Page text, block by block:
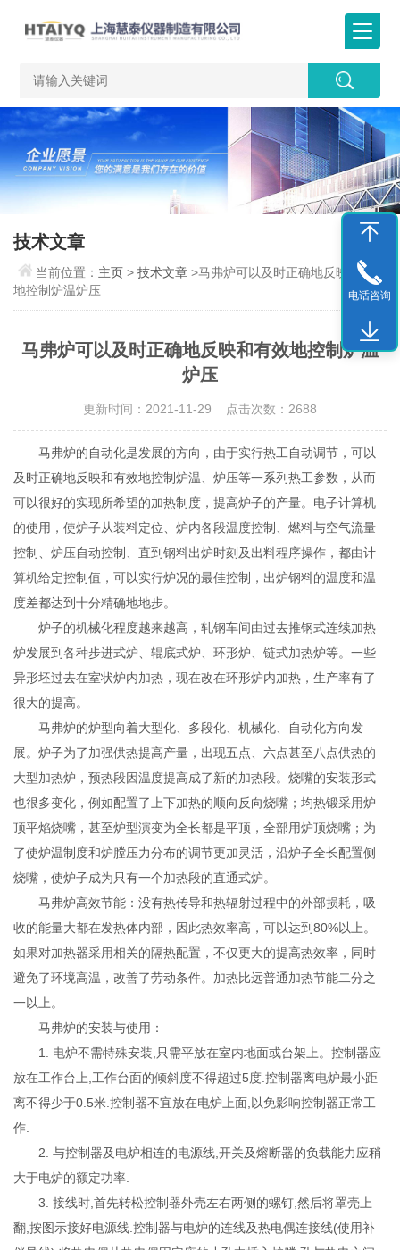
技术文章
当前位置： 主页 >技术文章 >马弗炉可以及时正确地反映和有效
地控制炉温炉压
马弗炉可以及时正确地反映和有效地控制炉温
炉压
更新时间：2021-11-29 点击次数：2688
马弗炉的自动化是发展的方向，由于实行热工自动调节，可以
及时正确地反映和有效地控制炉温、炉压等一系列热工参数，从而
可以很好的实现所希望的加热制度，提高炉子的产量。电子计算机
的使用，使炉子从装料定位、炉内各段温度控制、燃料与空气流量
控制、炉压自动控制、直到钢料出炉时刻及出料程序操作，都由计
算机给定控制值，可以实行炉况的最佳控制，出炉钢料的温度和温
度差都达到十分精确地地步。
炉子的机械化程度越来越高，轧钢车间由过去推钢式连续加热
炉发展到各种步进式炉、辊底式炉、环形炉、链式加热炉等。一些
异形坯过去在室状炉内加热，现在改在环形炉内加热，生产率有了
很大的提高。
马弗炉的炉型向着大型化、多段化、机械化、自动化方向发
展。炉子为了加强供热提高产量，出现五点、六点甚至八点供热的
大型加热炉，预热段因温度提高成了新的加热段。烧嘴的安装形式
也很多变化，例如配置了上下加热的顺向反向烧嘴；均热锻采用炉
顶平焰烧嘴，甚至炉型演变为全长都是平顶，全部用炉顶烧嘴；为
了使炉温制度和炉膛压力分布的调节更加灵活，沿炉子全长配置侧
烧嘴，使炉子成为只有一个加热段的直通式炉。
马弗炉高效节能：没有热传导和热辐射过程中的外部损耗，吸
收的能量大都在发热体内部，因此热效率高，可以达到80%以上。
如果对加热器采用相关的隔热配置，不仅更大的提高热效率，同时
避免了环境高温，改善了劳动条件。加热比远普通加热节能二分之
一以上。
马弗炉的安装与使用：
1. 电炉不需特殊安装,只需平放在室内地面或台架上。控制器应
放在工作台上,工作台面的倾斜度不得超过5度.控制器离电炉最小距
离不得少于0.5米.控制器不宜放在电炉上面,以免影响控制器正常工
作.
2. 与控制器及电炉相连的电源线,开关及熔断器的负载能力应稍
大于电炉的额定功率.
3. 接线时,首先转松控制器外壳左右两侧的螺钉,然后将罩壳上
翻,按图示接好电源线.控制器与电炉的连线及热电偶连接线(使用补
电话咨询